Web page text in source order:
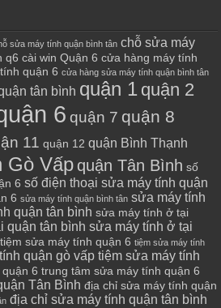
sửa máy tính quận bình tân chỗ sửa máy
q6 cài win Quận 6 cửa hàng máy tính
quận 6 cửa hàng sửa máy tính quận bình tân
tân bình quận 1 quận 2
6 quận 7 quận 8
11 quận 12 quận Bình Thạnh
Gò Vấp quận Tân Bình số
6 số điện thoại sửa máy tính quận
6 sửa máy tính quận bình tân sửa máy tính
quận tân bình sửa máy tính ở tại
quận tân bình sửa máy tính ở tại
tiệm sửa máy tính quận 6 tiệm sửa máy tính
quận gò vấp tiệm sửa máy tính
6 trung tâm sửa máy tính quận 6
Tân Bình địa chỉ sửa máy tính quận
địa chỉ sửa máy tính quận tân bình